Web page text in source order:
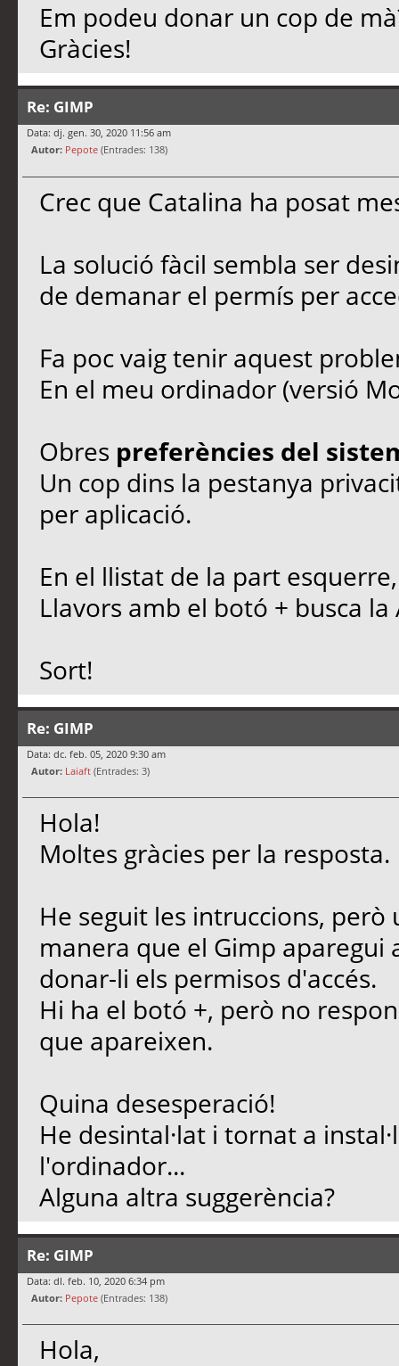
Em podeu donar un cop de
Gràcies!
Re: GIMP
Data: dj. gen. 30, 2020 11:56 am
Autor: Pepote (Entrades: 138)
Crec que Catalina ha posat
La solució fàcil sembla ser
de demanar el permís per
Fa poc vaig tenir aquest
En el meu ordinador (versió
Obres preferències del
Un cop dins la pestanya
per aplicació.
En el llistat de la part
Llavors amb el botó + busca la
Sort!
Re: GIMP
Data: dc. feb. 05, 2020 9:30 am
Autor: Laiaft (Entrades: 3)
Hola!
Moltes gràcies per la resposta.
He seguit les intruccions,
manera que el Gimp
donar-li els permisos d'accés.
Hi ha el botó +, però no
que apareixen.
Quina desesperació!
He desintal·lat i tornat a
l'ordinador...
Alguna altra suggerència?
Re: GIMP
Data: dl. feb. 10, 2020 6:34 pm
Autor: Pepote (Entrades: 138)
Hola,